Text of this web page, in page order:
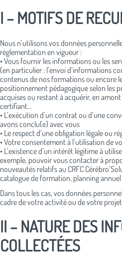
I – MOTIFS DE
Nous n’utilisons vos données
réglementation en vigueur :
• Vous fournir les informations ou les
(en particulier : l’envoi d’informations
contenus de nos formations ou encore
positionnement pédagogique selon les
acquises ou restant à acquérir, en
certifiant…
• L’exécution d’un contrat ou d’une
avons conclu(e) avec vous
• Le respect d’une obligation légale ou
• Votre consentement à l’utilisation de
• L’existence d’un intérêt légitime à
exemple, pouvoir vous contacter à
nouveautés relatifs au CRFC
catalogue de formation, planning
Dans tous les cas, vos données
cadre de votre activité ou de votre
II – NATURE DES
COLLECTÉES